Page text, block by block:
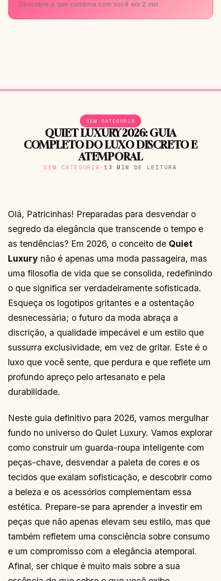
Descobre o que combina com você em 2 min.
SEM CATEGORIA
QUIET LUXURY 2026: GUIA
COMPLETO DO LUXO DISCRETO E
ATEMPORAL
SEM CATEGORIA · 13 MIN DE LEITURA
Olá, Patricinhas! Preparadas para desvendar o
segredo da elegância que transcende o tempo e
as tendências? Em 2026, o conceito de Quiet
Luxury não é apenas uma moda passageira, mas
uma filosofia de vida que se consolida, redefinindo
o que significa ser verdadeiramente sofisticada.
Esqueça os logotipos gritantes e a ostentação
desnecessária; o futuro da moda abraça a
discrição, a qualidade impecável e um estilo que
sussurra exclusividade, em vez de gritar. Este é o
luxo que você sente, que perdura e que reflete um
profundo apreço pelo artesanato e pela
durabilidade.
Neste guia definitivo para 2026, vamos mergulhar
fundo no universo do Quiet Luxury. Vamos explorar
como construir um guarda-roupa inteligente com
peças-chave, desvendar a paleta de cores e os
tecidos que exalam sofisticação, e descobrir como
a beleza e os acessórios complementam essa
estética. Prepare-se para aprender a investir em
peças que não apenas elevam seu estilo, mas que
também refletem uma consciência sobre consumo
e um compromisso com a elegância atemporal.
Afinal, ser chique é muito mais sobre a sua